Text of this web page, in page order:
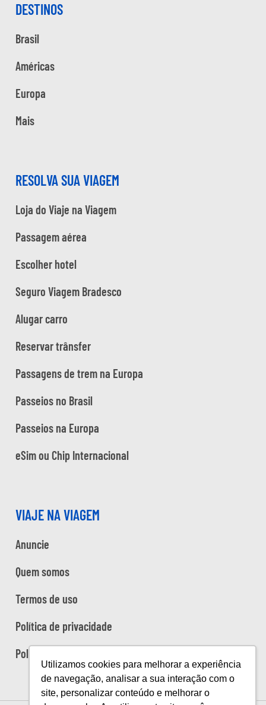
Utilizamos cookies para melhorar a experiência
de navegação, analisar a sua interação com o
site, personalizar conteúdo e melhorar o
DESTINOS
Brasil
Américas
Europa
Mais
RESOLVA SUA VIAGEM
Loja do Viaje na Viagem
Passagem aérea
Escolher hotel
Seguro Viagem Bradesco
Alugar carro
Reservar trânsfer
Passagens de trem na Europa
Passeios no Brasil
Passeios na Europa
eSim ou Chip Internacional
VIAJE NA VIAGEM
Anuncie
Quem somos
Termos de uso
Política de privacidade
Política de cookies